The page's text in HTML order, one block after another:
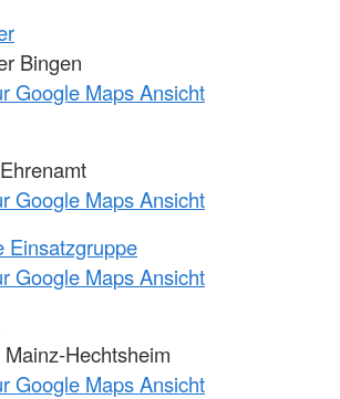
Bingen
Google Maps Ansicht
Google Maps Ansicht
Einsatzgruppe
Google Maps Ansicht
Hechtsheim
Google Maps Ansicht